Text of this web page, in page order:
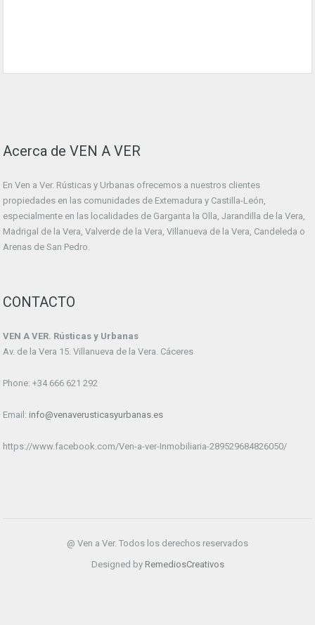
Acerca de VEN A VER
En Ven a Ver. Rústicas y Urbanas ofrecemos a nuestros clientes
propiedades en las comunidades de Extemadura y Castilla-León,
especialmente en las localidades de Garganta la Olla, Jarandilla de la Vera,
Madrigal de la Vera, Valverde de la Vera, Villanueva de la Vera, Candeleda o
Arenas de San Pedro.
CONTACTO
VEN A VER. Rústicas y Urbanas
Av. de la Vera 15. Villanueva de la Vera. Cáceres
Phone: +34 666 621 292
Email: info@venaverusticasyurbanas.es
https://www.facebook.com/Ven-a-ver-Inmobiliaria-289529684826050/
@ Ven a Ver. Todos los derechos reservados
Designed by RemediosCreativos